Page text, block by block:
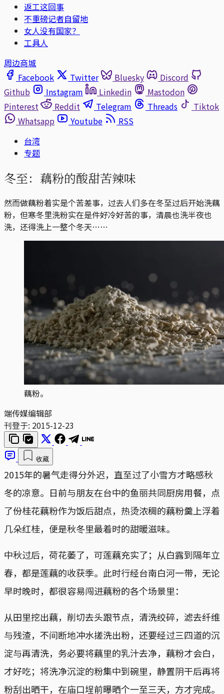
返工这回事
不重磅记者自留地
女人没有国家？
工具人
周边商城
Facebook
Twitter Bluesky
Discord
Github
Instagram Linkedin
Mastodon
Pinterest
Reddit Telegram Threads
Tiktok
Whatsapp
Youtube
RSS
台湾
专题
冬至：藕粉的酸甜苦辣味
然而做藕粉着实是个苦差事，过去人们多在冬至过后开始洗藕
粉，但寒冬里洗粉实在是件好冷好苦的事，清晨也洗半夜也
洗，还得洗上一整个冬天……
藕粉。
端传媒编辑部
刊登于: 2015-12-23
收藏
2015年的暑气走得分外迟，直至过了小雪方才略感秋
冬的凉意。日前与朋友在台中的鱼丽共同厨房用餐，点
了份桂花藕粉作为饭后甜点，热烫浓稠的藕粉羹上浮着
几朵红桂，便是秋冬里最着时的甜暖滋味。
中秋过后，荷花萎了，可莲藕充实了；从白露到隔年立
春，都是莲藕的收获季。此时行经台南白河一带，无论
早时晚时，都很容易闯进藕粉的各个场景里：
从田里挖出藕，削切去头跟节点，清洗绞碎，滤去纤维
与残渣，不间断地冲水搓洗出粉，还要经过三四道的沉
淀与再清洗，务必要将藕里的乳汁去净，藕粉才会白，
才好吃；将洗净沉淀的粉集中到碗里，静置阴干后再将
粉刮出晒干，在庙口埕前曝晒个一至三天，方才完成。